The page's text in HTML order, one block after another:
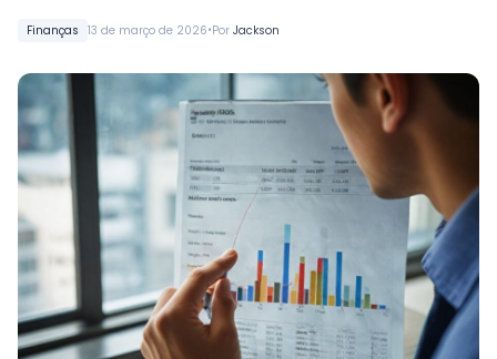
Finanças 13 de março de 2026•Por Jackson